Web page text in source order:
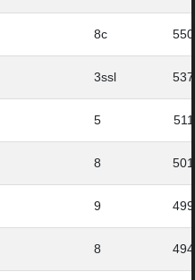
8c 550
3ssl 537
5 511
8 501
9 499
8 494